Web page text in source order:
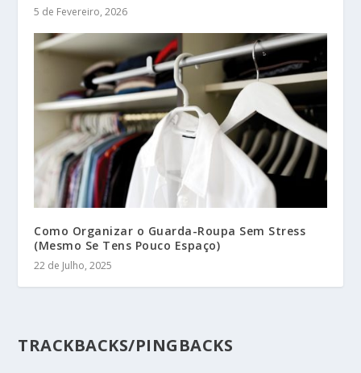
5 de Fevereiro, 2026
Como Organizar o Guarda-Roupa Sem Stress
(Mesmo Se Tens Pouco Espaço)
22 de Julho, 2025
TRACKBACKS/PINGBACKS